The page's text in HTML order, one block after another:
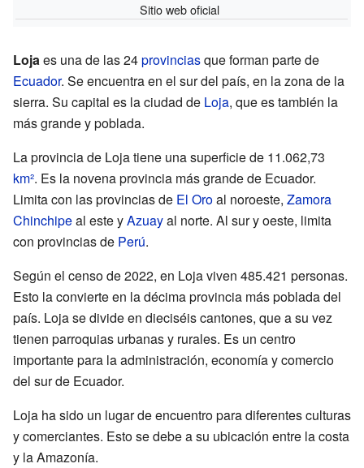
Sitio web oficial
Lojaes una de las 24provinciasque forman parte de
Ecuador. Se encuentra en el sur del país, en la zona de la
sierra. Su capital es la ciudad de Loja, que es también la
más grande y poblada.
La provincia de Loja tiene una superficie de 11.062,73
km². Es la novena provincia más grande de Ecuador.
Limita con las provincias de El Oroal noroeste, Zamora
Chinchipeal este yAzuayal norte. Al sur y oeste, limita
con provincias de Perú.
Según el censo de 2022, en Loja viven 485.421 personas.
Esto la convierte en la décima provincia más poblada del
país. Loja se divide en dieciséis cantones, que a su vez
tienen parroquias urbanas y rurales. Es un centro
importante para la administración, economía y comercio
del sur de Ecuador.
Loja ha sido un lugar de encuentro para diferentes culturas
y comerciantes. Esto se debe a su ubicación entre la costa
y la Amazonía.